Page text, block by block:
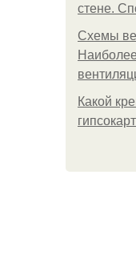
стене.
Схемы
Какой